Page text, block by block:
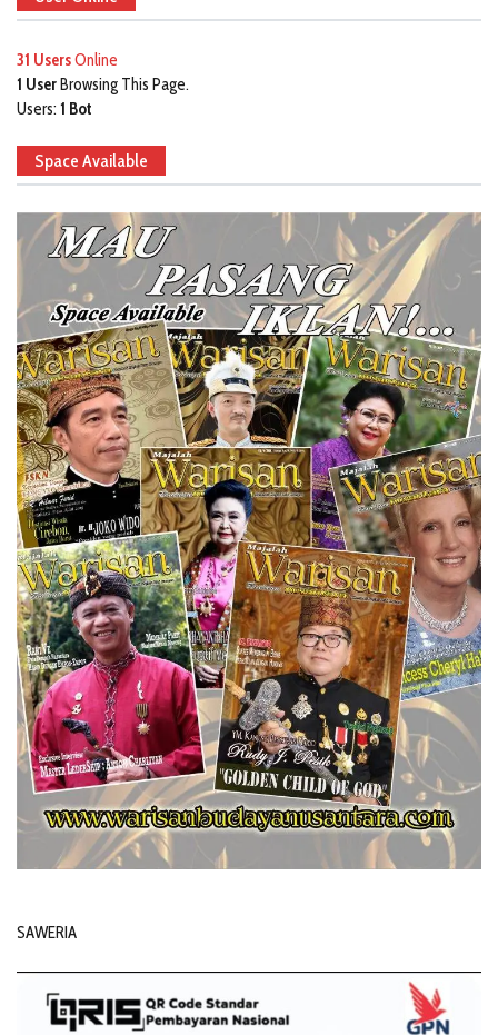
31 UsersOnline
1 UserBrowsing This Page.
Users: 1 Bot
Space Available
SAWERIA